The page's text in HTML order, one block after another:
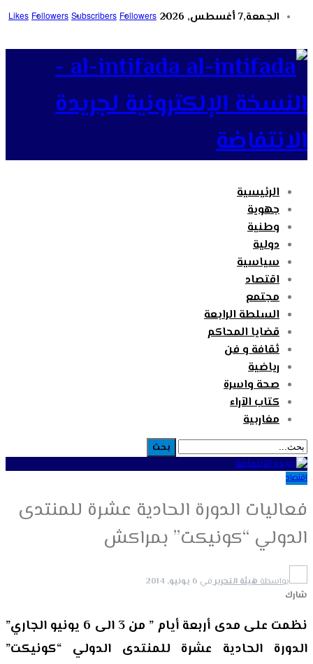
Likes Followers Subscribers Followers الجمعة,7 أغسطس, 2026
al-intifada -
النسخة الإلكترونية لجريدة
الانتفاضة
الرئيسية
جهوية
وطنية
دولية
سياسية
اقتصاد
مجتمع
السلطة الرابعة
قضايا المحاكم
ثقافة و فن
رياضية
صحة واسرة
كتاب الآراء
مغاربية
اقتصاد
فعاليات الدورة الحادية عشرة للمنتدى
الدولي “كونيكت” بمراكش
بواسطةهيئة التحرير في 6 يونيو, 2014
شارك
نظمت على مدى أربعة أيام ” من 3 الى 6 يونيو الجاري”
الدورة الحادية عشرة للمنتدى الدولي “كونيكت”